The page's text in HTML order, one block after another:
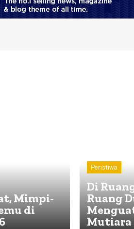
Mimpi-
di
Peristiwa
Di
Ruang
Mutiara